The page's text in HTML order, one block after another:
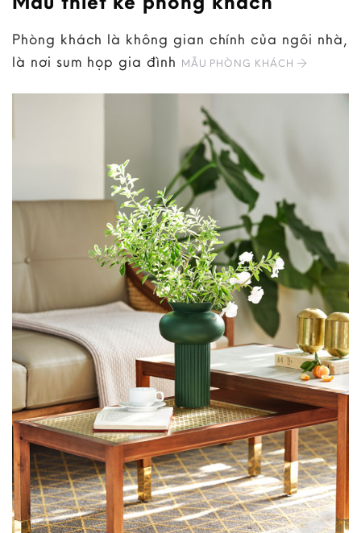
Phòng khách là không gian chính của ngôi nhà,
là nơi sum họp gia đình MẪU PHÒNG KHÁCH